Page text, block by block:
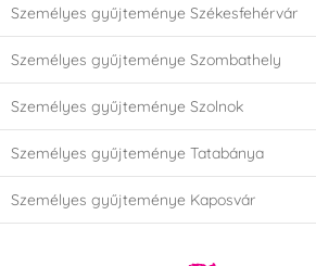
Személyes gyűjteménye Székesfehérvár
Személyes gyűjteménye Szombathely
Személyes gyűjteménye Szolnok
Személyes gyűjteménye Tatabánya
Személyes gyűjteménye Kaposvár